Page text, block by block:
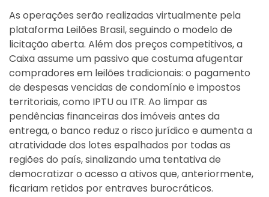
As operações serão realizadas virtualmente pela
plataforma Leilões Brasil, seguindo o modelo de
licitação aberta. Além dos preços competitivos, a
Caixa assume um passivo que costuma afugentar
compradores em leilões tradicionais: o pagamento
de despesas vencidas de condomínio e impostos
territoriais, como IPTU ou ITR. Ao limpar as
pendências financeiras dos imóveis antes da
entrega, o banco reduz o risco jurídico e aumenta a
atratividade dos lotes espalhados por todas as
regiões do país, sinalizando uma tentativa de
democratizar o acesso a ativos que, anteriormente,
ficariam retidos por entraves burocráticos.